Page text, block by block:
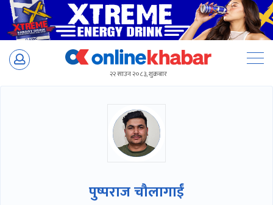
Skip
२२ साउन २०८३, शुक्रबार
पुष्पराज चौलागाईं